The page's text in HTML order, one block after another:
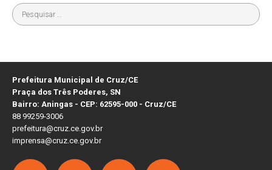
Prefeitura Municipal de Cruz/CE
Praça dos Três Poderes, SN
Bairro: Aningas - CEP: 62595-000 - Cruz/CE
88 99259-3006
prefeitura@cruz.ce.gov.br
imprensa@cruz.ce.gov.br